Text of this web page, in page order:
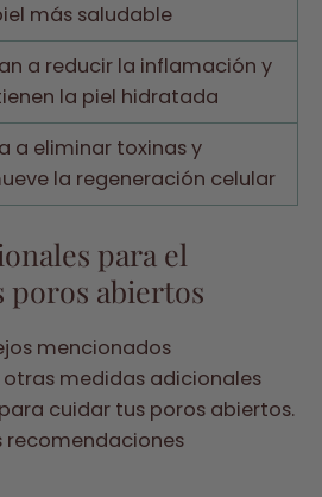
más saludable
a reducir la inflamación y
la piel hidratada
a eliminar toxinas y
la regeneración celular
para el
poros abiertos
mencionados
medidas adicionales
cuidar tus poros abiertos.
recomendaciones